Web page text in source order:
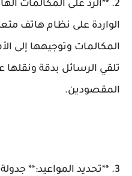
2. **الرد على المكالمات
الواردة على نظام هاتف
المكالمات وتوجيهها إلى
تلقي الرسائل بدقة ونقلها
المقصودين.
3. **تحديد المواعيد:**